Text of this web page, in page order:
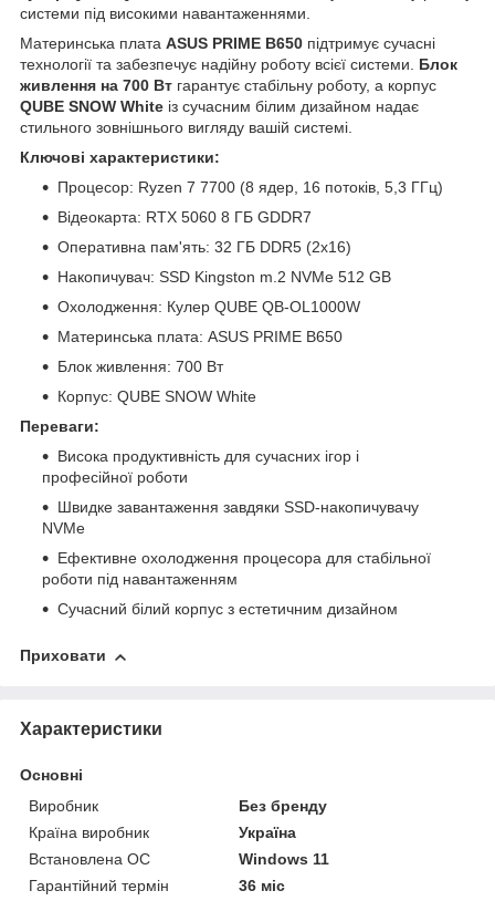
системи під високими навантаженнями.
Материнська плата ASUS PRIME B650 підтримує сучасні
технології та забезпечує надійну роботу всієї системи. Блок
живлення на 700 Вт гарантує стабільну роботу, а корпус
QUBE SNOW White із сучасним білим дизайном надає
стильного зовнішнього вигляду вашій системі.
Ключові характеристики:
Процесор: Ryzen 7 7700 (8 ядер, 16 потоків, 5,3 ГГц)
Відеокарта: RTX 5060 8 ГБ GDDR7
Оперативна пам'ять: 32 ГБ DDR5 (2x16)
Накопичувач: SSD Kingston m.2 NVMe 512 GB
Охолодження: Кулер QUBE QB-OL1000W
Материнська плата: ASUS PRIME B650
Блок живлення: 700 Вт
Корпус: QUBE SNOW White
Переваги:
Висока продуктивність для сучасних ігор і
професійної роботи
Швидке завантаження завдяки SSD-накопичувачу
NVMe
Ефективне охолодження процесора для стабільної
роботи під навантаженням
Сучасний білий корпус з естетичним дизайном
Приховати
Характеристики
Основні
Виробник
Без бренду
Країна виробник
Україна
Встановлена ОС
Windows 11
Гарантійний термін
36 міс